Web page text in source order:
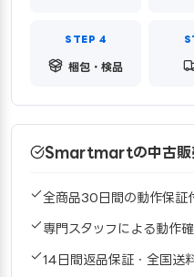
梱包・検品
Smartmartの中古販
全商品30日間の動作保証
専門スタッフによる動作
14日間返品保証・全国送